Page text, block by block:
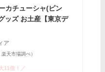
カチューシャ(ピン
ッズ お土産【東京デ
ア
天市場調べ）
11倍！／